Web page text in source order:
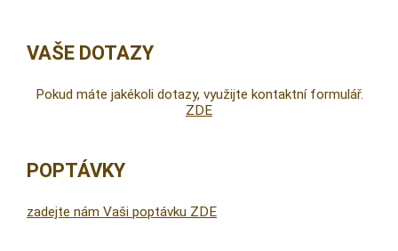
VAŠE DOTAZY
Pokud máte jakékoli dotazy, využijte kontaktní formulář.
ZDE
POPTÁVKY
zadejte nám Vaši poptávku ZDE